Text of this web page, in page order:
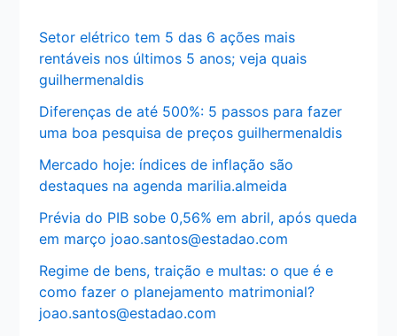
Setor elétrico tem 5 das 6 ações mais
rentáveis nos últimos 5 anos; veja quais
guilhermenaldis
Diferenças de até 500%: 5 passos para fazer
uma boa pesquisa de preços guilhermenaldis
Mercado hoje: índices de inflação são
destaques na agenda marilia.almeida
Prévia do PIB sobe 0,56% em abril, após queda
em março joao.santos@estadao.com
Regime de bens, traição e multas: o que é e
como fazer o planejamento matrimonial?
joao.santos@estadao.com